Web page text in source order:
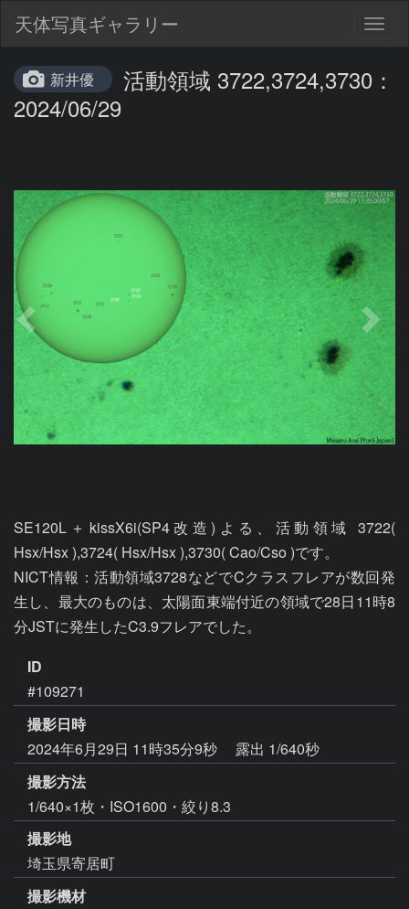
天体写真ギャラリー
新井優
活動領域 3722,3724,3730：
2024/06/29
SE120L＋kissX6i(SP4改造)よる、活動領域 3722(
Hsx/Hsx ),3724( Hsx/Hsx ),3730( Cao/Cso )です。
NICT情報：活動領域3728などでCクラスフレアが数回発
生し、最大のものは、太陽面東端付近の領域で28日11時8
分JSTに発生したC3.9フレアでした。
ID
#109271
撮影日時
2024年6月29日 11時35分9秒
露出 1/640秒
撮影方法
1/640×1枚・ISO1600・絞り8.3
撮影地
埼玉県寄居町
撮影機材